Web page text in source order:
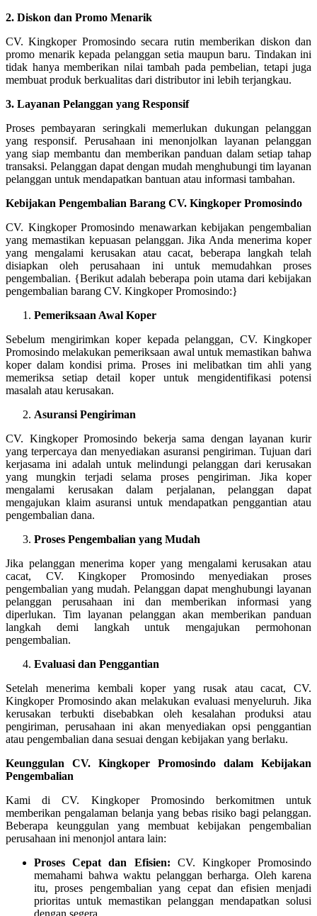
2. Diskon dan Promo Menarik
CV. Kingkoper Promosindo secara rutin memberikan diskon dan
promo menarik kepada pelanggan setia maupun baru. Tindakan ini
tidak hanya memberikan nilai tambah pada pembelian, tetapi juga
membuat produk berkualitas dari distributor ini lebih terjangkau.
3. Layanan Pelanggan yang Responsif
Proses pembayaran seringkali memerlukan dukungan pelanggan
yang responsif. Perusahaan ini menonjolkan layanan pelanggan
yang siap membantu dan memberikan panduan dalam setiap tahap
transaksi. Pelanggan dapat dengan mudah menghubungi tim layanan
pelanggan untuk mendapatkan bantuan atau informasi tambahan.
Kebijakan Pengembalian Barang CV. Kingkoper Promosindo
CV. Kingkoper Promosindo menawarkan kebijakan pengembalian
yang memastikan kepuasan pelanggan. Jika Anda menerima koper
yang mengalami kerusakan atau cacat, beberapa langkah telah
disiapkan oleh perusahaan ini untuk memudahkan proses
pengembalian. {Berikut adalah beberapa poin utama dari kebijakan
pengembalian barang CV. Kingkoper Promosindo:}
Pemeriksaan Awal Koper
Sebelum mengirimkan koper kepada pelanggan, CV. Kingkoper
Promosindo melakukan pemeriksaan awal untuk memastikan bahwa
koper dalam kondisi prima. Proses ini melibatkan tim ahli yang
memeriksa setiap detail koper untuk mengidentifikasi potensi
masalah atau kerusakan.
Asuransi Pengiriman
CV. Kingkoper Promosindo bekerja sama dengan layanan kurir
yang terpercaya dan menyediakan asuransi pengiriman. Tujuan dari
kerjasama ini adalah untuk melindungi pelanggan dari kerusakan
yang mungkin terjadi selama proses pengiriman. Jika koper
mengalami kerusakan dalam perjalanan, pelanggan dapat
mengajukan klaim asuransi untuk mendapatkan penggantian atau
pengembalian dana.
Proses Pengembalian yang Mudah
Jika pelanggan menerima koper yang mengalami kerusakan atau
cacat, CV. Kingkoper Promosindo menyediakan proses
pengembalian yang mudah. Pelanggan dapat menghubungi layanan
pelanggan perusahaan ini dan memberikan informasi yang
diperlukan. Tim layanan pelanggan akan memberikan panduan
langkah demi langkah untuk mengajukan permohonan
pengembalian.
Evaluasi dan Penggantian
Setelah menerima kembali koper yang rusak atau cacat, CV.
Kingkoper Promosindo akan melakukan evaluasi menyeluruh. Jika
kerusakan terbukti disebabkan oleh kesalahan produksi atau
pengiriman, perusahaan ini akan menyediakan opsi penggantian
atau pengembalian dana sesuai dengan kebijakan yang berlaku.
Keunggulan CV. Kingkoper Promosindo dalam Kebijakan
Pengembalian
Kami di CV. Kingkoper Promosindo berkomitmen untuk
memberikan pengalaman belanja yang bebas risiko bagi pelanggan.
Beberapa keunggulan yang membuat kebijakan pengembalian
perusahaan ini menonjol antara lain:
Proses Cepat dan Efisien: CV. Kingkoper Promosindo
memahami bahwa waktu pelanggan berharga. Oleh karena
itu, proses pengembalian yang cepat dan efisien menjadi
prioritas untuk memastikan pelanggan mendapatkan solusi
dengan segera.